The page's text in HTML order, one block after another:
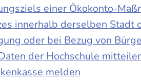
einer Ökokonto-
innerhalb derselben Stadt
oder bei Bezug von
der Hochschule
melden